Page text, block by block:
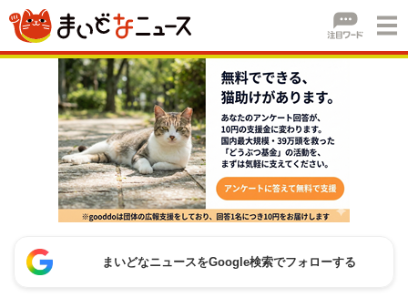
まいどなニュースをGoogle検索でフォローする